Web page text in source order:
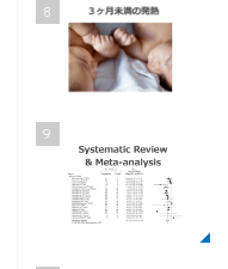
8
9